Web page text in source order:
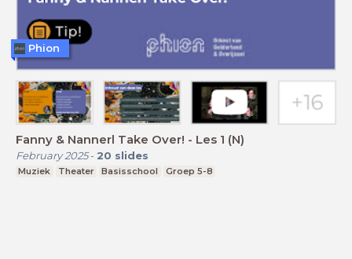
Fanny & Nannerl Take Over! - Les 1 (N)
February 2025- 20 slides
Muziek Theater Basisschool Groep 5-8
Phion